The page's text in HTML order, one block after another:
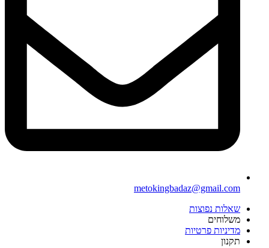
metokingbadaz@gmail.com
שאלות נפוצות
משלוחים
מדיניות פרטיות
תקנון